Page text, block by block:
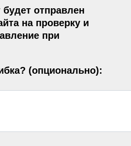
отправлен
на проверку и
при
(опционально):